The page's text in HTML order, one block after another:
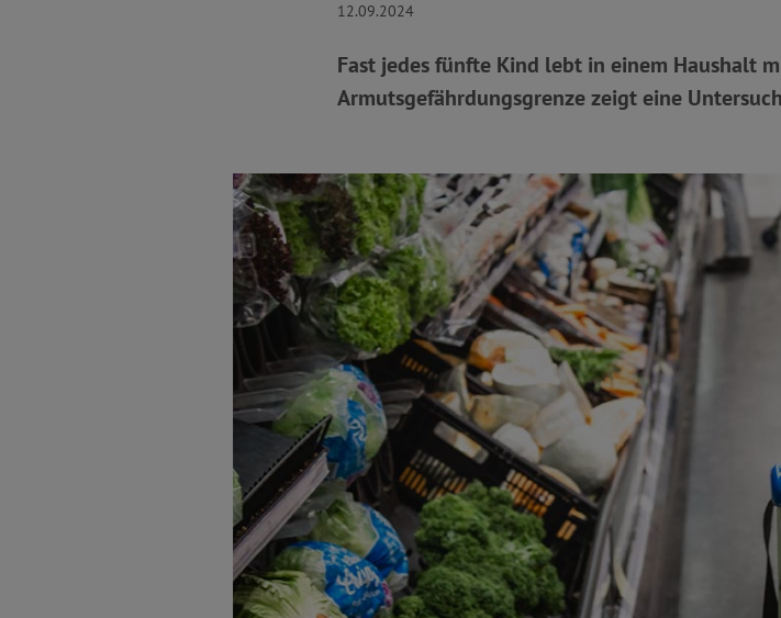
12.09.2024
Fast jedes fünfte Kind lebt in einem Haushalt
Armutsgefährdungsgrenze zeigt eine